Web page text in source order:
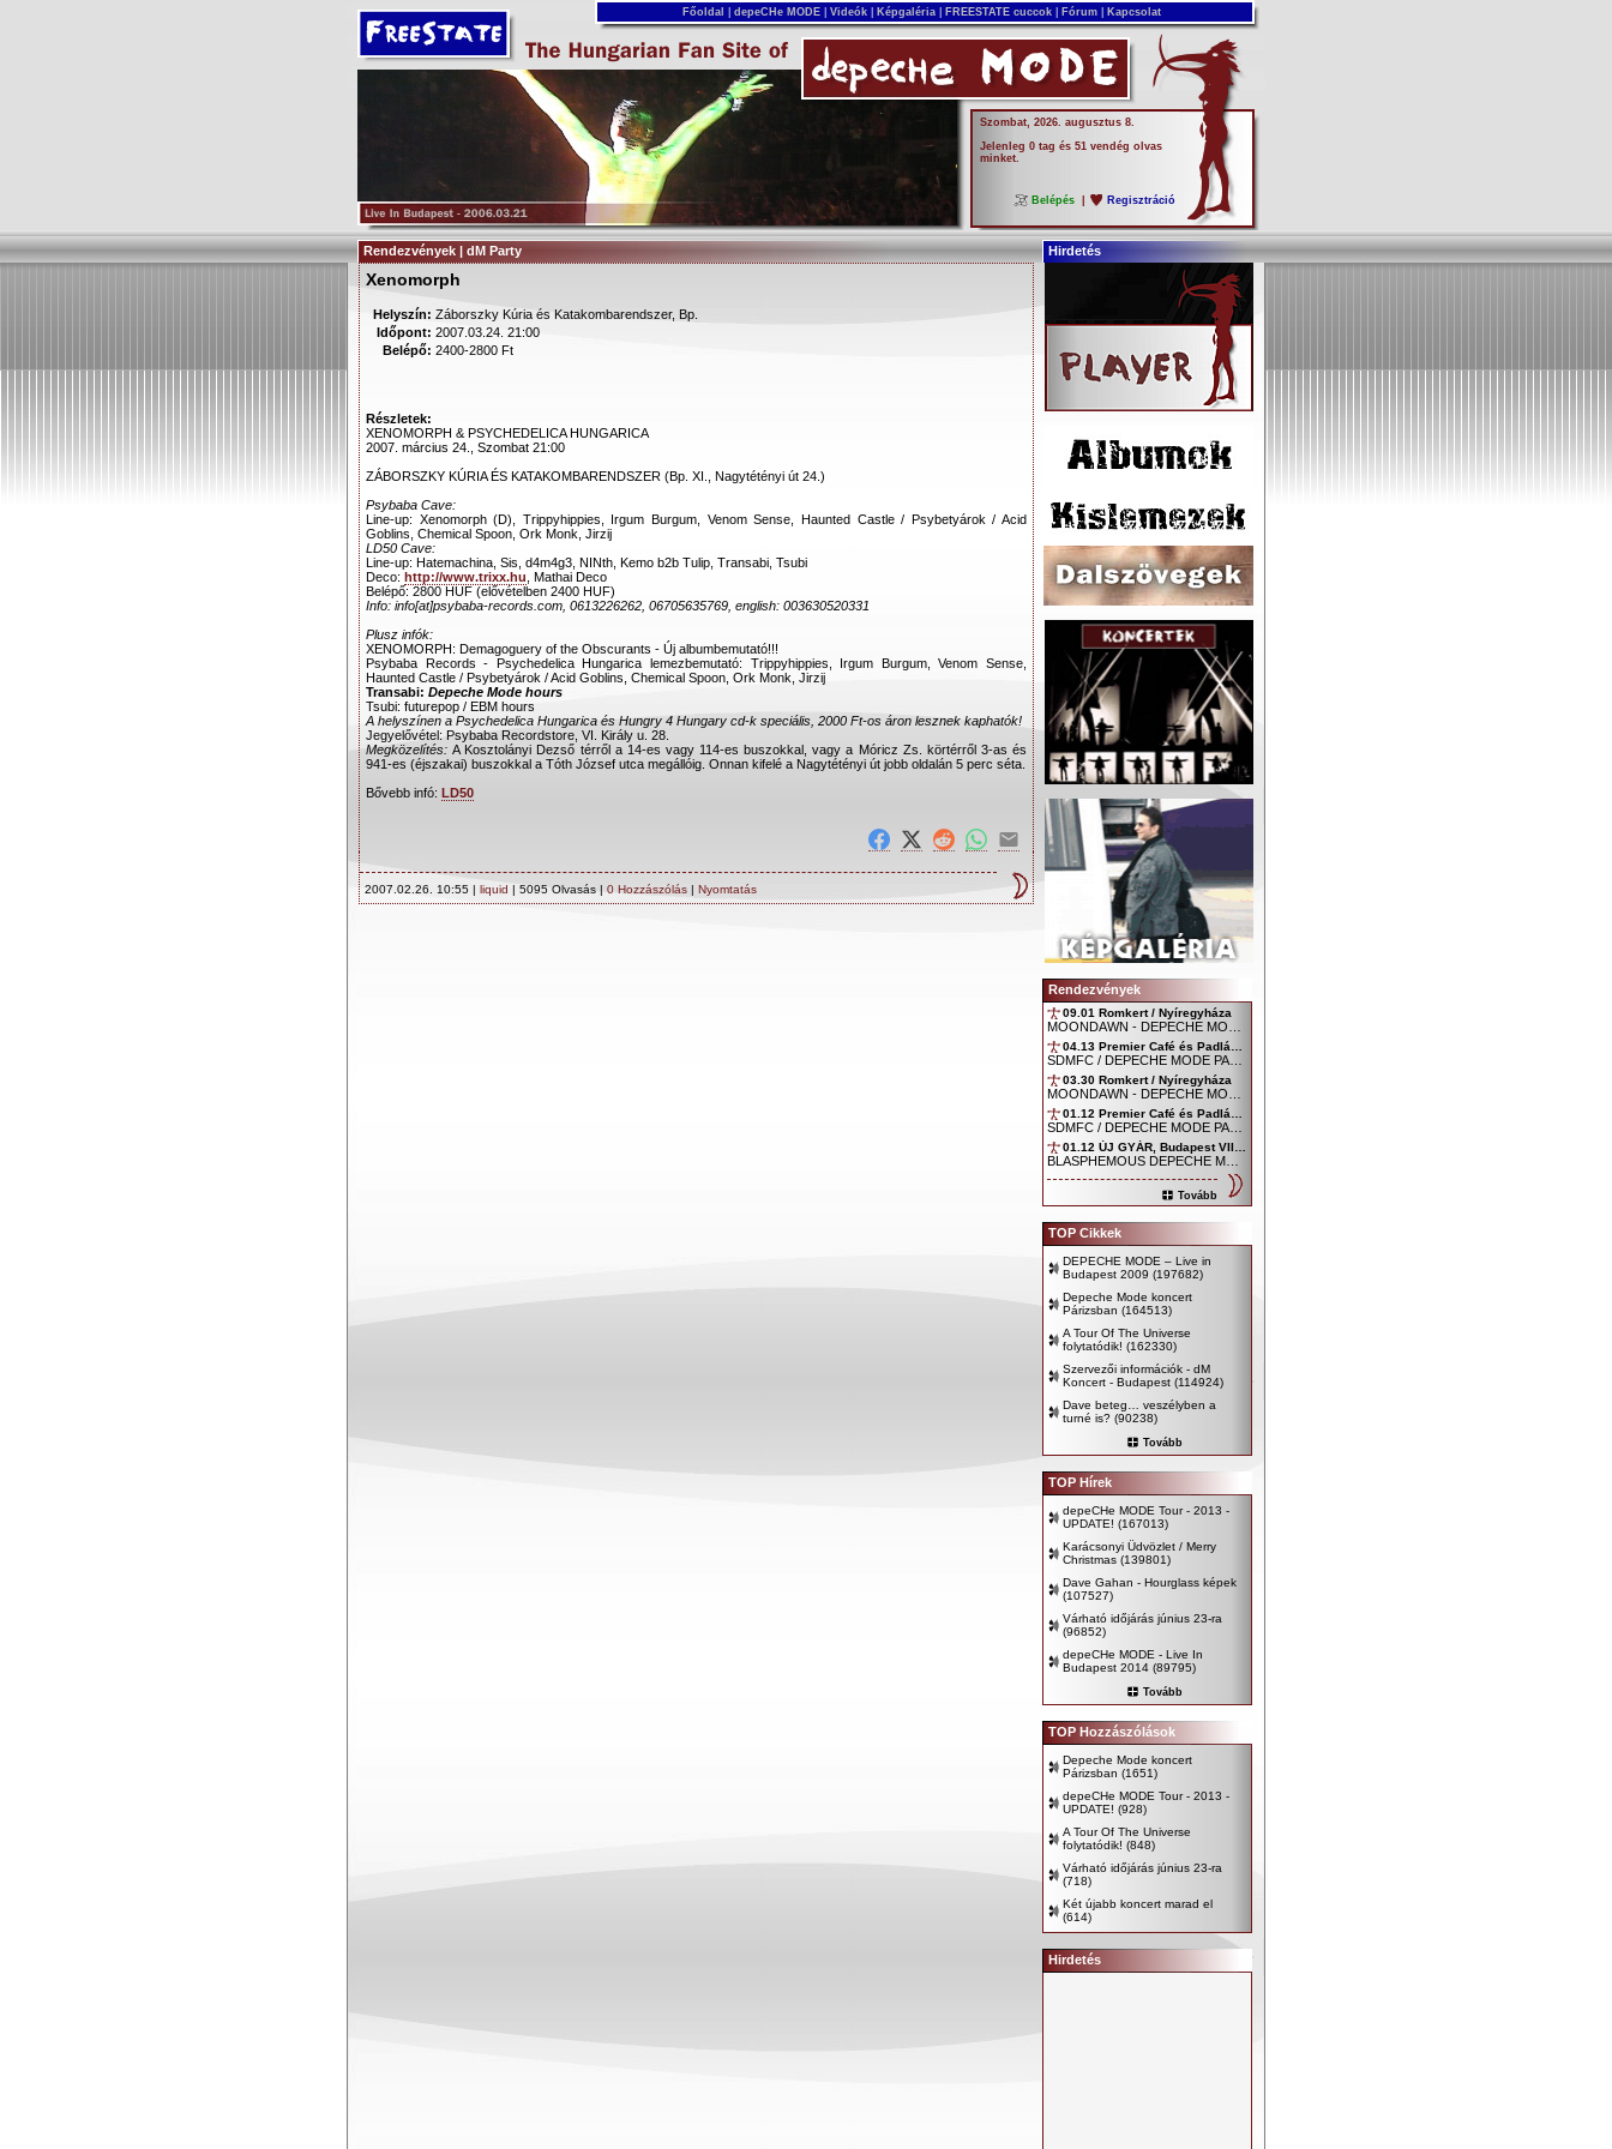
Főoldal depeCHe MODE Videók Képgaléria FREESTATE cuccok Fórum Kapcsolat
Szombat, 2026. augusztus 8.
Jelenleg 0 tag és 51 vendég olvas
minket.
Belépés Regisztráció
Rendezvények | dM Party Hirdetés
Xenomorph
Helyszín: Záborszky Kúria és Katakombarendszer, Bp.
Időpont: 2007.03.24. 21:00
Belépő: 2400-2800 Ft
Részletek:
XENOMORPH & PSYCHEDELICA HUNGARICA
2007. március 24., Szombat 21:00
ZÁBORSZKY KÚRIA ÉS KATAKOMBARENDSZER (Bp. XI., Nagytétényi út 24.)
Psybaba Cave:
Line-up: Xenomorph (D), Trippyhippies, Irgum Burgum, Venom Sense, Haunted Castle / Psybetyárok / Acid
Goblins, Chemical Spoon, Ork Monk, Jirzij
LD50 Cave:
Line-up: Hatemachina, Sis, d4m4g3, NINth, Kemo b2b Tulip, Transabi, Tsubi
Deco: http://www.trixx.hu , Mathai Deco
Belépő: 2800 HUF (elővételben 2400 HUF)
Info: info[at]psybaba-records.com, 0613226262, 06705635769, english: 003630520331
Plusz infók:
XENOMORPH: Demagoguery of the Obscurants - Új albumbemutató!!!
Psybaba Records - Psychedelica Hungarica lemezbemutató: Trippyhippies, Irgum Burgum, Venom Sense,
Haunted Castle / Psybetyárok / Acid Goblins, Chemical Spoon, Ork Monk, Jirzij
Transabi: Depeche Mode hours
Tsubi: futurepop / EBM hours
A helyszínen a Psychedelica Hungarica és Hungry 4 Hungary cd-k speciális, 2000 Ft-os áron lesznek kaphatók!
Jegyelővétel: Psybaba Recordstore, VI. Király u. 28.
Megközelítés:A Kosztolányi Dezső térről a 14-es vagy 114-es buszokkal, vagy a Móricz Zs. körtérről 3-as és
941-es (éjszakai) buszokkal a Tóth József utca megállóig. Onnan kifelé a Nagytétényi út jobb oldalán 5 perc séta.
Bővebb infó: LD50
2007.02.26. 10:55 | liquid | 5095 Olvasás | 0 Hozzászólás | Nyomtatás
Rendezvények
09.01 Romkert / Nyíregyháza
03.30 Romkert / Nyíregyháza
Tovább
TOP Cikkek
DEPECHE MODE – Live in
Budapest 2009 (197682)
Depeche Mode koncert
Párizsban (164513)
A Tour Of The Universe
folytatódik! (162330)
Szervezői információk - dM
Koncert - Budapest (114924)
Dave beteg… veszélyben a
turné is? (90238)
Tovább
TOP Hírek
depeCHe MODE Tour - 2013 -
UPDATE! (167013)
Karácsonyi Üdvözlet / Merry
Christmas (139801)
Dave Gahan - Hourglass képek
(107527)
Várható időjárás június 23-ra
(96852)
depeCHe MODE - Live In
Budapest 2014 (89795)
Tovább
TOP Hozzászólások
Depeche Mode koncert
Párizsban (1651)
depeCHe MODE Tour - 2013 -
UPDATE! (928)
A Tour Of The Universe
folytatódik! (848)
Várható időjárás június 23-ra
(718)
Két újabb koncert marad el
(614)
Hirdetés